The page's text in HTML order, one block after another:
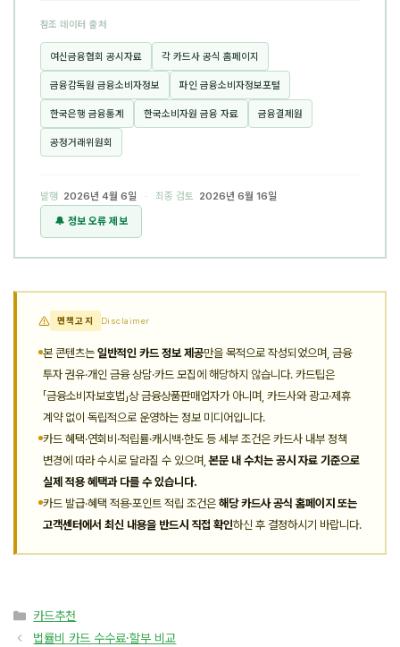
참조 데이터 출처
여신금융협회 공시자료 각 카드사 공식 홈페이지
금융감독원 금융소비자정보 파인 금융소비자정보포털
한국은행 금융통계 한국소비자원 금융 자료 금융결제원
공정거래위원회
발행 2026년 4월 6일 · 최종 검토
2026년 6월 16일
🔔 정보 오류 제보
면책고지 Disclaimer
본 콘텐츠는 일반적인 카드 정보 제공만을 목적으로 작성되었으며, 금융
투자 권유·개인 금융 상담·카드 모집에 해당하지 않습니다. 카드팁은
「금융소비자보호법」상 금융상품판매업자가 아니며, 카드사와 광고·제휴
계약 없이 독립적으로 운영하는 정보 미디어입니다.
카드 혜택·연회비·적립률·캐시백·한도 등 세부 조건은 카드사 내부 정책
변경에 따라 수시로 달라질 수 있으며,본문 내 수치는 공시 자료 기준으로
실제 적용 혜택과 다를 수 있습니다.
카드 발급·혜택 적용·포인트 적립 조건은 해당 카드사 공식 홈페이지 또는
고객센터에서 최신 내용을 반드시 직접 확인하신 후 결정하시기 바랍니다.
카
테
카드추천
법률비 카드 수수료·할부 비교